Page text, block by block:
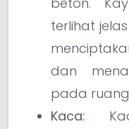
terlihat
dan
pada
Kaca: